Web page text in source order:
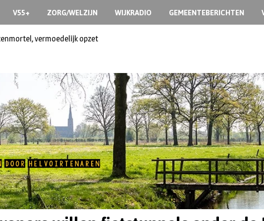
V55+ ZORG/WELZIJN WIJKRADIO GEMEENTEBERICHTEN
zit dat?